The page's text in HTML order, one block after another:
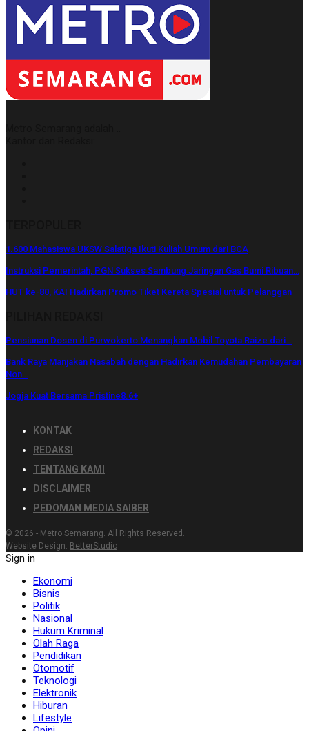
1.600 Mahasiswa UKSW Salatiga Ikuti Kuliah Umum dari BCA
Instruksi Pemerintah, PGN Sukses Sambung Jaringan Gas Bumi Ribuan…
HUT ke-80, KAI Hadirkan Promo Tiket Kereta Spesial untuk Pelanggan
Pensiunan Dosen di Purwokerto Menangkan Mobil Toyota Raize dari…
Bank Raya Manjakan Nasabah dengan Hadirkan Kemudahan Pembayaran
Non…
Jogja Kuat Bersama Pristine8.6+
KONTAK
REDAKSI
TENTANG KAMI
DISCLAIMER
PEDOMAN MEDIA SAIBER
© 2026 - Metro Semarang. All Rights Reserved.
Website Design: BetterStudio
Sign in
Ekonomi
Bisnis
Politik
Nasional
Hukum Kriminal
Olah Raga
Pendidikan
Otomotif
Teknologi
Elektronik
Hiburan
Lifestyle